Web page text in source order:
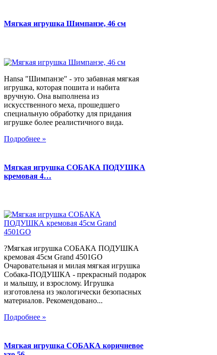
Мягкая игрушка Шимпанзе, 46 см
Hansa "Шимпанзе" - это забавная мягкая
игрушка, которая пошита и набита
вручную. Она выполнена из
искусственного меха, прошедшего
специальную обработку для придания
игрушке более реалистичного вида.
Подробнее »
Мягкая игрушка СОБАКА ПОДУШКА
кремовая 4…
?Мягкая игрушка СОБАКА ПОДУШКА
кремовая 45см Grand 4501GO
Очаровательная и милая мягкая игрушка
Собака-ПОДУШКА - прекрасный подарок
и малышу, и взрослому. Игрушка
изготовлена из экологически безопасных
материалов. Рекомендовано...
Подробнее »
Мягкая игрушка СОБАКА коричневое